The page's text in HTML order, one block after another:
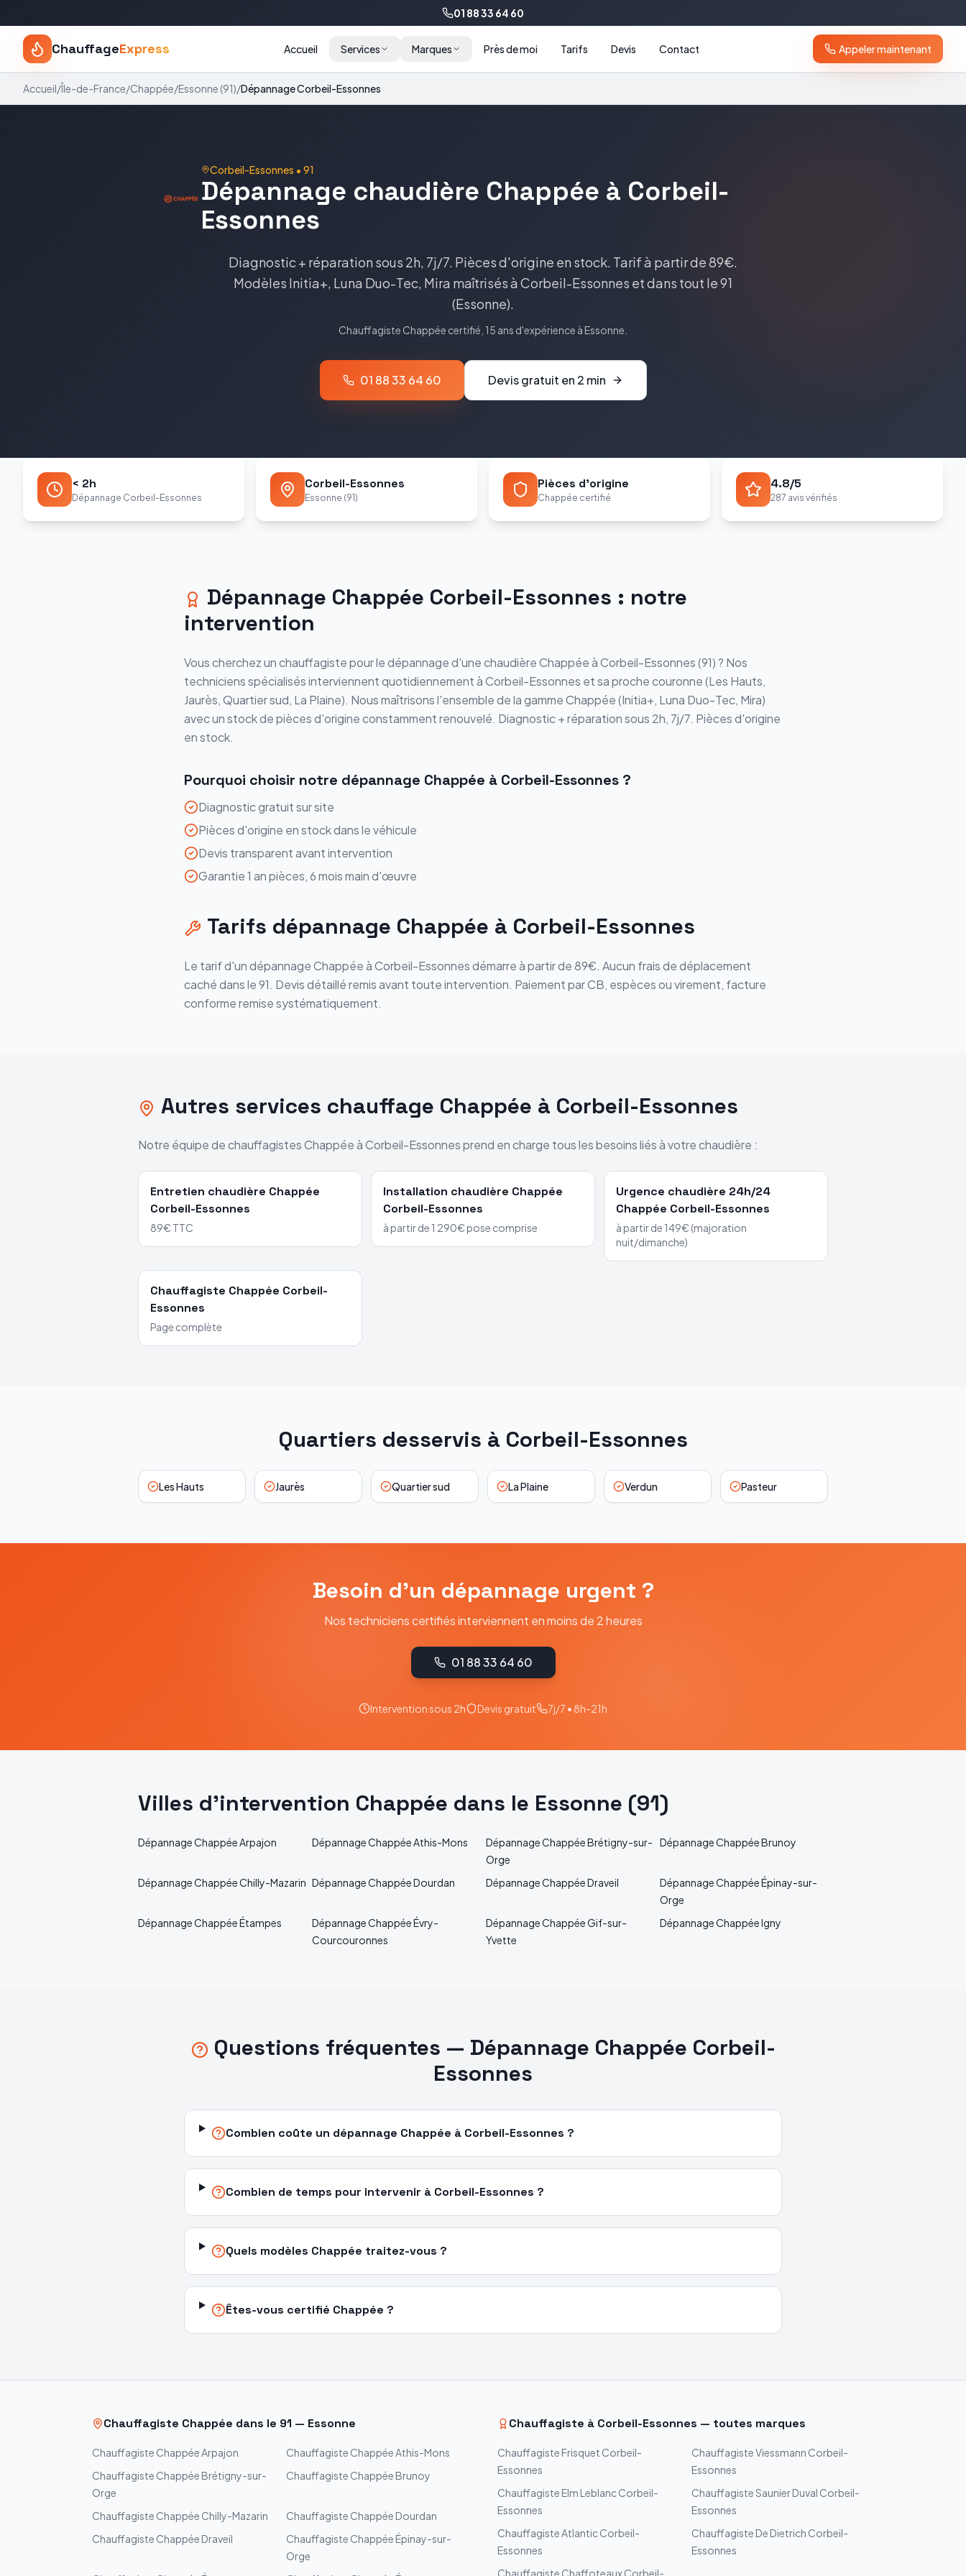
01 88 33 64 60
ChauffageExpress Accueil Services Marques Près de moi Tarifs Devis Contact Appeler maintenant
Accueil/Île-de-France/Chappée/Essonne (91)/DépannageCorbeil-Essonnes
Corbeil-Essonnes • 91
Dépannage chaudière Chappée à Corbeil-
Essonnes
Diagnostic + réparation sous 2h, 7j/7. Pièces d'origine en stock. Tarifà partir de 89€.
Modèles Initia+, Luna Duo-Tec, Mira maîtrisés à Corbeil-Essonnes et dans tout le91
(Essonne).
Chauffagiste Chappée certifié, 15 ans d'expérience àEssonne
01 88 33 64 60 Devis gratuit en 2 min
< 2h
Dépannage Corbeil-Essonnes
Corbeil-Essonnes
Essonne (91)
Pièces d'origine
Chappée certifié
4.8/5
287 avis vérifiés
Dépannage Chappée Corbeil-Essonnes : notre
intervention
Vous cherchez un chauffagiste pour ledépannaged'une chaudièreChappéeàCorbeil-Essonnes(91) ? Nos
techniciens spécialisés interviennent quotidiennement àCorbeil-Essonnes et sa proche couronne (Les Hauts,
Jaurès, Quartier sud, La Plaine). Nous maîtrisons l'ensemble de la gammeChappée(Initia+, Luna Duo-Tec, Mira)
avec un stock de pièces d'origine constamment renouvelé. Diagnostic + réparation sous 2h, 7j/7. Pièces d'origine
en stock.
Pourquoi choisir notre dépannage Chappée à Corbeil-Essonnes ?
Diagnostic gratuit sur site
Pièces d'origine en stock dans le véhicule
Devis transparent avant intervention
Garantie 1 an pièces, 6 mois main d'œuvre
Tarifs dépannage Chappée à Corbeil-Essonnes
Le tarif d'undépannageChappéeàCorbeil-Essonnesdémarreà partir de 89€. Aucun frais de déplacement
caché dans le91. Devis détaillé remis avant toute intervention. Paiement par CB, espèces ou virement, facture
conforme remise systématiquement.
Autres services chauffage Chappée à Corbeil-Essonnes
Notre équipe de chauffagistesChappéeàCorbeil-Essonnesprend en charge tous les besoins liés à votre chaudière :
Entretien chaudière Chappée
Corbeil-Essonnes
89€ TTC
Installation chaudière Chappée
Corbeil-Essonnes
à partir de 1 290€ pose comprise
Urgence chaudière 24h/24
Chappée Corbeil-Essonnes
à partir de 149€ (majoration
nuit/dimanche)
Chauffagiste Chappée Corbeil-
Essonnes
Page complète
Quartiers desservis à Corbeil-Essonnes
Les Hauts Jaurès Quartier sud La Plaine Verdun Pasteur
Besoin d'un dépannage urgent ?
Nos techniciens certifiés interviennent en moins de 2 heures
01 88 33 64 60
Intervention sous 2h Devis gratuit 7j/7 • 8h-21h
Villes d'intervention Chappée dans le Essonne (91)
DépannageChappéeArpajon DépannageChappéeAthis-Mons DépannageChappéeBrétigny-sur-
Orge
DépannageChappéeBrunoy
DépannageChappéeChilly-Mazarin DépannageChappéeDourdan DépannageChappéeDraveil DépannageChappéeÉpinay-sur-
Orge
DépannageChappéeÉtampes DépannageChappéeÉvry-
Courcouronnes
DépannageChappéeGif-sur-
Yvette
DépannageChappéeIgny
Questions fréquentes — Dépannage Chappée Corbeil-
Essonnes
Combien coûte un dépannage Chappée à Corbeil-Essonnes ?
Combien de temps pour intervenir à Corbeil-Essonnes ?
Quels modèles Chappée traitez-vous ?
Êtes-vous certifié Chappée ?
Chauffagiste Chappée dans le 91 — Essonne
Chauffagiste ChappéeArpajon Chauffagiste ChappéeAthis-Mons
Chauffagiste Chappée Brétigny-sur-
Orge
Chauffagiste Chappée Brunoy
Chauffagiste Chappée Chilly-Mazarin Chauffagiste Chappée Dourdan
Chauffagiste Chappée Draveil Chauffagiste Chappée Épinay-sur-
Orge
Chauffagiste à Corbeil-Essonnes — toutes marques
Chauffagiste Frisquet Corbeil-
Essonnes
ChauffagisteViessmann Corbeil-
Essonnes
Chauffagiste Elm LeblancCorbeil-
Essonnes
ChauffagisteSaunier Duval Corbeil-
Essonnes
ChauffagisteAtlanticCorbeil-
Essonnes
Chauffagiste De Dietrich Corbeil-
Essonnes
Chauffagiste ChaffoteauxCorbeil-